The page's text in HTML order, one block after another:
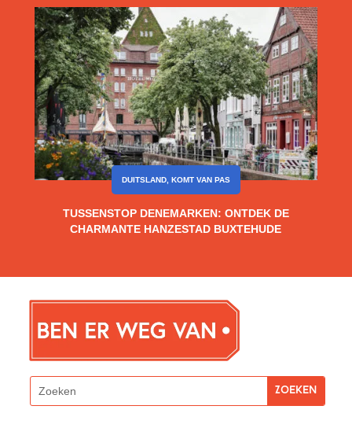
TUSSENSTOP DENEMARKEN: ONTDEK DE
CHARMANTE HANZESTAD BUXTEHUDE
DUITSLAND, KOMT VAN PAS